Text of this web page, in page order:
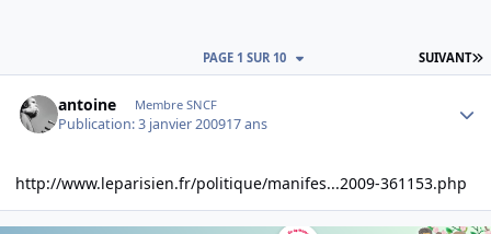
SUIVANT
PAGE 1 SUR 10
antoine Membre SNCF
Publication:3 janvier 200917 ans
http://www.leparisien.fr/politique/manifes...2009-361153.php